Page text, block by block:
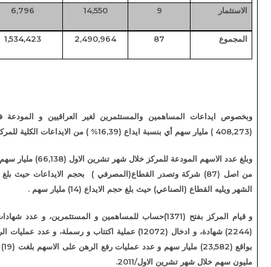
9
6,796
46,71%
87
2,490,964
1,534,423
61,60%
والمستثمرين لغير العراقيين و المودعة في مركز الايداع فكانت
وبلغ عدد الاسهم المودعة للمركز خلال شهر تشرين الاول (66,138) مليار سهم موزعة على (69) شركة
من اصل (87) شركة وتصدر القطاع(المصرفي ) بحجم الايداعات حيث بلغ (49,7) مليار سهم خلال
حيث بلغ حجم الايداع (14) مليار سهم .
و قيام المركز بفتح (1371)حساب للمساهمين و المستثمرين، و عدد شهادات الاسهم المودعة بواقع
(2244) شهادة، و ادخال (12072) عملية اكتتاب و رسملة، و عدد عمليات الرهن المنفذة (49) عملية
بواقع (23,582) مليار سهم و عدد عمليات رفع الرهن على الاسهم بلغت (19) عملية بواقع (434,579)
الاول/2011.